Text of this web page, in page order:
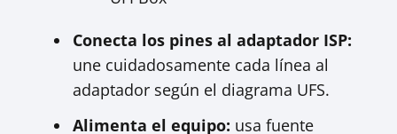
Conecta los pines al adaptador ISP:
une cuidadosamente cada línea al
adaptador según el diagrama UFS.
Alimenta el equipo: usa fuente